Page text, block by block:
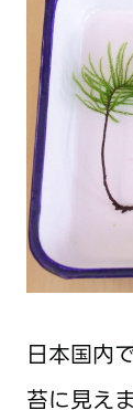
日本国内
苔に見え